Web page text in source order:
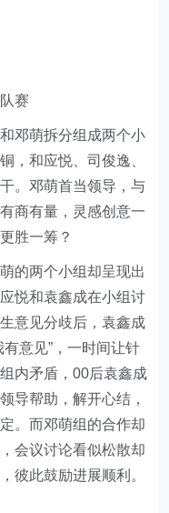
赛
邓萌拆分组成两个小
，和应悦、司俊逸、
。邓萌首当领导，与
商有量，灵感创意一
胜一筹？
的两个小组却呈现出
悦和袁鑫成在小组讨
意见分歧后，袁鑫成
意见”，一时间让针
内矛盾，00后袁鑫成
导帮助，解开心结，
。而邓萌组的合作却
会议讨论看似松散却
彼此鼓励进展顺利。